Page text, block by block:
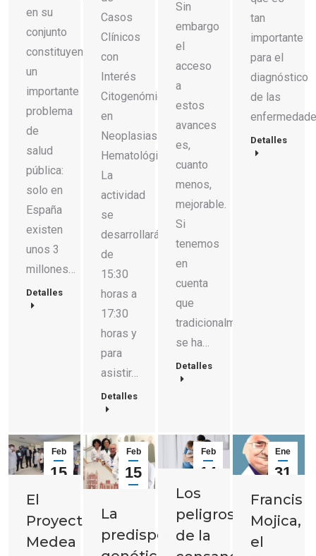
en su
conjunto
constituyen
un
importante
problema
de
salud
pública:
solo en
España
existen
unos 3
millones…
Detalles
Casos
Clínicos
con
Interés
Citogenómico
en
Neoplasias
Hematológicas.
La
actividad
se
desarrollará
de
15:30
horas a
17:30
horas y
para
asistir…
Detalles
Sin
embargo
el
acceso
a
estos
avances
es,
cuanto
menos,
mejorable.
Si
tenemos
en
cuenta
que
tradicionalmente
se ha…
Detalles
tan
importante
para el
diagnóstico
de las
Detalles
Feb
15
El
Proyecto
Medea
Feb
15
La
predisposición
Feb
14
2023
Los
peligros
de la
Ene
31
2023
Francis
Mojica,
el